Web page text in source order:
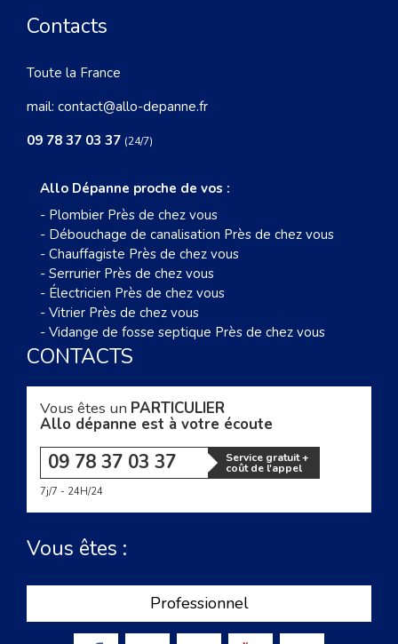
Contacts
Toute la France
mail: contact@allo-depanne.fr
09 78 37 03 37 (24/7)
Allo Dépanne proche de vos :
- Plombier Près de chez vous
- Débouchage de canalisation Près de chez vous
- Chauffagiste Près de chez vous
- Serrurier Près de chez vous
- Électricien Près de chez vous
- Vitrier Près de chez vous
- Vidange de fosse septique Près de chez vous
CONTACTS
Vous êtes un PARTICULIER
Allo dépanne est à votre écoute
09 78 37 03 37 Service gratuit +
coût de l'appel
7j/7 - 24H/24
Vous êtes :
Professionnel